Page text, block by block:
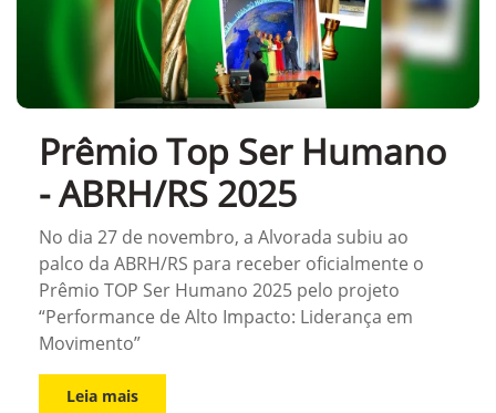
Prêmio Top Ser Humano
- ABRH/RS 2025
No dia 27 de novembro, a Alvorada subiu ao
palco da ABRH/RS para receber oficialmente o
Prêmio TOP Ser Humano 2025 pelo projeto
“Performance de Alto Impacto: Liderança em
Movimento”
Leia mais